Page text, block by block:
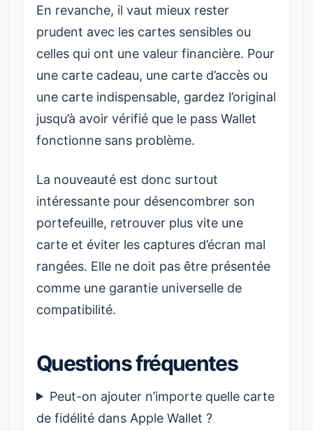
En revanche, il vaut mieux rester
prudent avec les cartes sensibles ou
celles qui ont une valeur financière. Pour
une carte cadeau, une carte d’accès ou
une carte indispensable, gardez l’original
jusqu’à avoir vérifié que le pass Wallet
fonctionne sans problème.
La nouveauté est donc surtout
intéressante pour désencombrer son
portefeuille, retrouver plus vite une
carte et éviter les captures d’écran mal
rangées. Elle ne doit pas être présentée
comme une garantie universelle de
compatibilité.
Questions fréquentes
Peut-on ajouter n’importe quelle carte
de fidélité dans Apple Wallet ?